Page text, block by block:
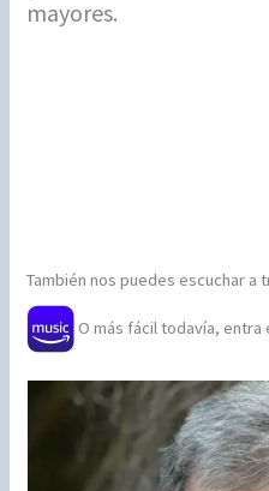
mayores.
También nos puedes escuchar a
O más fácil todavía,